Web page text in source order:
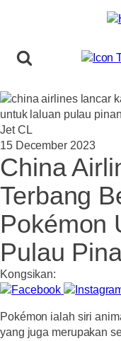
15 December 2023
China
Terbang
Pokémon
Pulau
Kongsikan:
Pokémon ialah siri
yang juga merupakan